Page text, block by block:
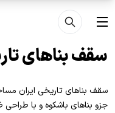
رفتن به محتوای اصلی
منو
سقف بناهای
سقف بناهای تاریخی ایران
جزو بناهای باشکوه و با طراحی